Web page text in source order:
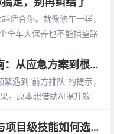
适合你。就像修车一样，
全车大保养也不能指望路
应对TRAE排队问题的实用指南：从应急方案到根治方法全解析
遇到“前方排队”的提示，
。原本想借助AI提升效
TRAE Skills 使用指南：全局与项目级技能如何选，附8个实用资源